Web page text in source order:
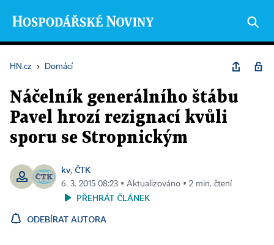
HN.cz › Domácí
Náčelník generálního štábu
Pavel hrozí rezignací kvůli
sporu se Stropnickým
kv, ČTK
6. 3. 2015 08:23 ▪ Aktualizováno ▪ 2 min. čtení
PŘEHRÁT ČLÁNEK
ODEBÍRAT AUTORA